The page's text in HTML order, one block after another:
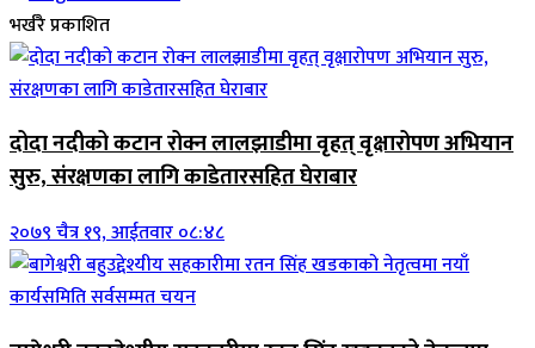
भर्खरै प्रकाशित
दोदा नदीको कटान रोक्न लालझाडीमा वृहत् वृक्षारोपण अभियान
सुरु, संरक्षणका लागि काडेतारसहित घेराबार
२०७९ चैत्र १९, आईतवार ०८:४८